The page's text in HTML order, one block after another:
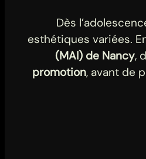
Dès
esthétiques variées.
(MAI) de Nancy,
promotion, avant de